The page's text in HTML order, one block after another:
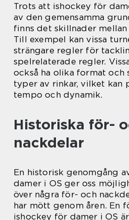
Trots att ishockey för
av den gemensamma
finns det skillnader
Till exempel kan vissa
strängare regler för
spelrelaterade regler.
också ha olika format och
typer av rinkar, vilket kan
tempo och dynamik.
Historiska för-
nackdelar
En historisk genomgång
damer i OS ger oss
över några för- och
har mött genom åren. En
ishockey för damer i OS